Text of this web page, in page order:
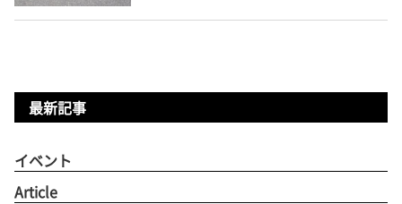
最新記事
イベント
Article